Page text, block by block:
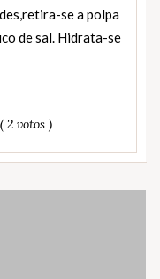
se a polpa
de sal. Hidrata-se
( 2 votos )